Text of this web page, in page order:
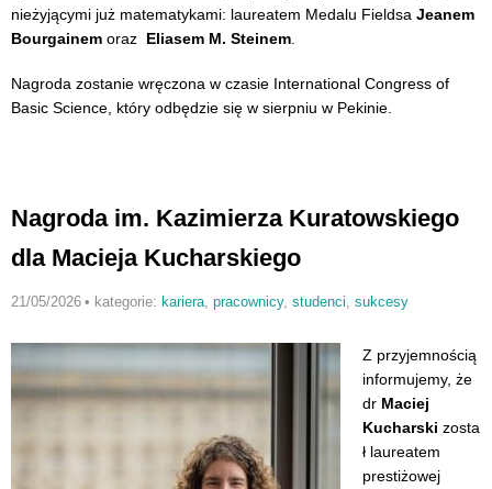
nieżyjącymi już matematykami: laureatem Medalu Fieldsa Jeanem
Bourgainem oraz Eliasem M. Steinem
Nagroda zostanie wręczona w czasie International Congress of
Basic Science, który odbędzie się w sierpniu w Pekinie.
Nagroda im. Kazimierza Kuratowskiego
dla Macieja Kucharskiego
21/05/2026 • kategorie: kariera, pracownicy, studenci sukcesy
Z przyjemnością
informujemy, że
dr Maciej
Kucharski zosta
ł laureatem
prestiżowej